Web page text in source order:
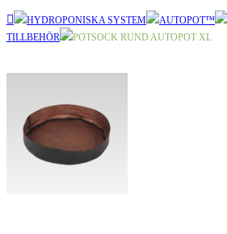
HYDROPONISKA SYSTEM AUTOPOT™
TILLBEHÖR
POTSOCK RUND AUTOPOT XL